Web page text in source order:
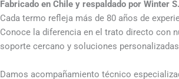
Fabricado en Chile y respaldado por Winter
Cada termo refleja más de 80 años de
Conoce la diferencia en el trato directo con
soporte cercano y soluciones
Damos acompañamiento técnico